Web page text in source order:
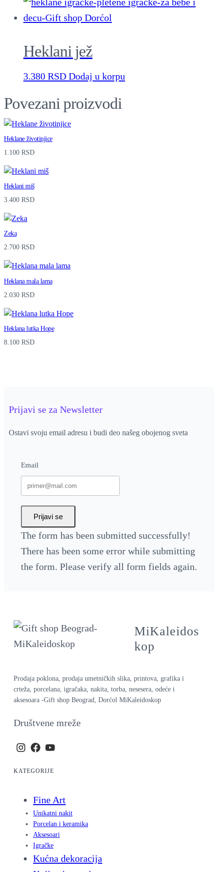
Heklani jež
3.380 RSD Dodaj u korpu
Povezani proizvodi
Heklane životinjice
1.100 RSD
Heklani miš
3.400 RSD
Zeka
2.700 RSD
Heklana mala lama
2.030 RSD
Heklana lutka Hope
8.100 RSD
Prijavi se za Newsletter
Ostavi svoju email adresu i budi deo našeg obojenog sveta
Email
Prijavi se
The form has been submitted successfully!
There has been some error while submitting
the form. Please verify all form fields again.
MiKaleidos
kop
Prodaja poklona, prodaja umetničkih slika, printova, grafika i
crteža, porcelana, igračaka, nakita, torba, nesesera, odeće i
aksesoara -Gift shop Beograd, Dorćol MiKaleidoskop
Društvene mreže
KATEGORIJE
Fine Art
Unikatni nakit
Porcelan i keramika
Aksesoari
Igračke
Kućna dekoracija